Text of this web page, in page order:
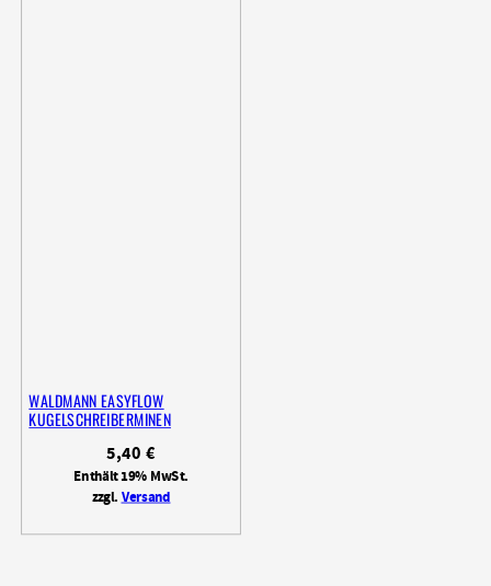
WALDMANN EASYFLOW
KUGELSCHREIBERMINEN
5,40 €
Enthält 19% MwSt.
zzgl.Versand